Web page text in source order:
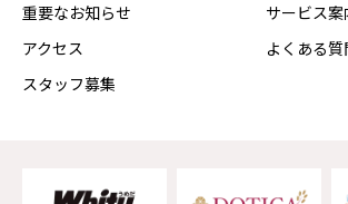
重要なお知らせ
アクセス
スタッフ募集
サービス案
よくある質